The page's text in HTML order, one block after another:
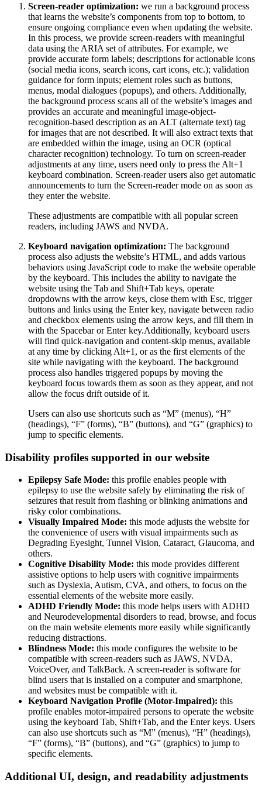
Screen-reader optimization: we run a background process
that learns the website’s components from top to bottom, to
ensure ongoing compliance even when updating the website.
In this process, we provide screen-readers with meaningful
data using the ARIA set of attributes. For example, we
provide accurate form labels; descriptions for actionable icons
(social media icons, search icons, cart icons, etc.); validation
guidance for form inputs; element roles such as buttons,
menus, modal dialogues (popups), and others. Additionally,
the background process scans all of the website’s images and
provides an accurate and meaningful image-object-
recognition-based description as an ALT (alternate text) tag
for images that are not described. It will also extract texts that
are embedded within the image, using an OCR (optical
character recognition) technology. To turn on screen-reader
adjustments at any time, users need only to press the Alt+1
keyboard combination. Screen-reader users also get automatic
announcements to turn the Screen-reader mode on as soon as
they enter the website.
These adjustments are compatible with all popular screen
readers, including JAWS and NVDA.
Keyboard navigation optimization: The background
process also adjusts the website’s HTML, and adds various
behaviors using JavaScript code to make the website operable
by the keyboard. This includes the ability to navigate the
website using the Tab and Shift+Tab keys, operate
dropdowns with the arrow keys, close them with Esc, trigger
buttons and links using the Enter key, navigate between radio
and checkbox elements using the arrow keys, and fill them in
with the Spacebar or Enter key.Additionally, keyboard users
will find quick-navigation and content-skip menus, available
at any time by clicking Alt+1, or as the first elements of the
site while navigating with the keyboard. The background
process also handles triggered popups by moving the
keyboard focus towards them as soon as they appear, and not
allow the focus drift outside of it.
Users can also use shortcuts such as “M” (menus), “H”
(headings), “F” (forms), “B” (buttons), and “G” (graphics) to
jump to specific elements.
Disability profiles supported in our website
Epilepsy Safe Mode: this profile enables people with
epilepsy to use the website safely by eliminating the risk of
seizures that result from flashing or blinking animations and
risky color combinations.
Visually Impaired Mode: this mode adjusts the website for
the convenience of users with visual impairments such as
Degrading Eyesight, Tunnel Vision, Cataract, Glaucoma, and
others.
Cognitive Disability Mode: this mode provides different
assistive options to help users with cognitive impairments
such as Dyslexia, Autism, CVA, and others, to focus on the
essential elements of the website more easily.
ADHD Friendly Mode: this mode helps users with ADHD
and Neurodevelopmental disorders to read, browse, and focus
on the main website elements more easily while significantly
reducing distractions.
Blindness Mode: this mode configures the website to be
compatible with screen-readers such as JAWS, NVDA,
VoiceOver, and TalkBack. A screen-reader is software for
blind users that is installed on a computer and smartphone,
and websites must be compatible with it.
Keyboard Navigation Profile (Motor-Impaired): this
profile enables motor-impaired persons to operate the website
using the keyboard Tab, Shift+Tab, and the Enter keys. Users
can also use shortcuts such as “M” (menus), “H” (headings),
“F” (forms), “B” (buttons), and “G” (graphics) to jump to
specific elements.
Additional UI, design, and readability adjustments